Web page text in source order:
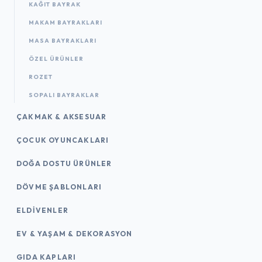
KAĞIT BAYRAK
MAKAM BAYRAKLARI
MASA BAYRAKLARI
ÖZEL ÜRÜNLER
ROZET
SOPALI BAYRAKLAR
ÇAKMAK & AKSESUAR
ÇOCUK OYUNCAKLARI
DOĞA DOSTU ÜRÜNLER
DÖVME ŞABLONLARI
ELDIVENLER
EV & YAŞAM & DEKORASYON
GIDA KAPLARI